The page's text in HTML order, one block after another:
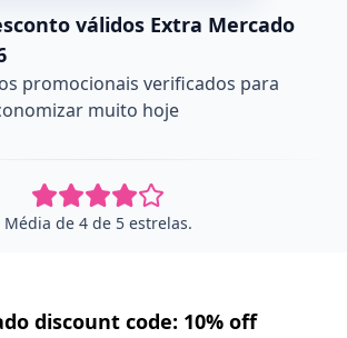
válidos Extra Mercado
promocionais verificados para
muito hoje
Média de 4 de 5 estrelas.
discount code: 10% off